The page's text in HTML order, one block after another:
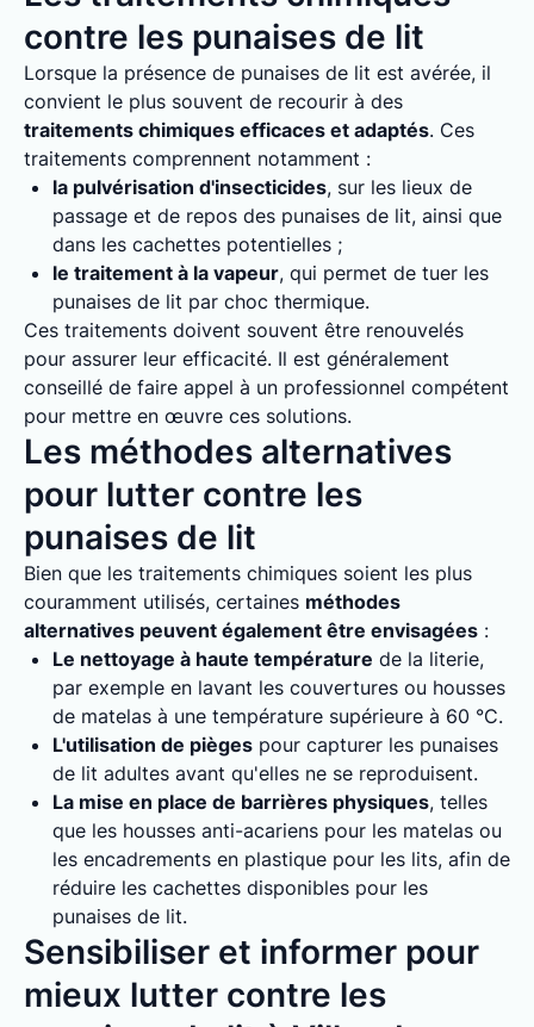
contre les punaises de lit
Lorsque la présence de punaises de lit est avérée, il
convient le plus souvent de recourir à des
traitements chimiques efficaces et adaptés. Ces
traitements comprennent notamment :
la pulvérisation d'insecticides, sur les lieux de
passage et de repos des punaises de lit, ainsi que
dans les cachettes potentielles ;
le traitement à la vapeur, qui permet de tuer les
punaises de lit par choc thermique.
Ces traitements doivent souvent être renouvelés
pour assurer leur efficacité. Il est généralement
conseillé de faire appel à un professionnel compétent
pour mettre en œuvre ces solutions.
Les méthodes alternatives
pour lutter contre les
punaises de lit
Bien que les traitements chimiques soient les plus
couramment utilisés, certaines méthodes
alternatives peuvent également être envisagées :
Le nettoyage à haute température de la literie,
par exemple en lavant les couvertures ou housses
de matelas à une température supérieure à 60 °C.
L'utilisation de pièges pour capturer les punaises
de lit adultes avant qu'elles ne se reproduisent.
La mise en place de barrières physiques, telles
que les housses anti-acariens pour les matelas ou
les encadrements en plastique pour les lits, afin de
réduire les cachettes disponibles pour les
punaises de lit.
Sensibiliser et informer pour
mieux lutter contre les